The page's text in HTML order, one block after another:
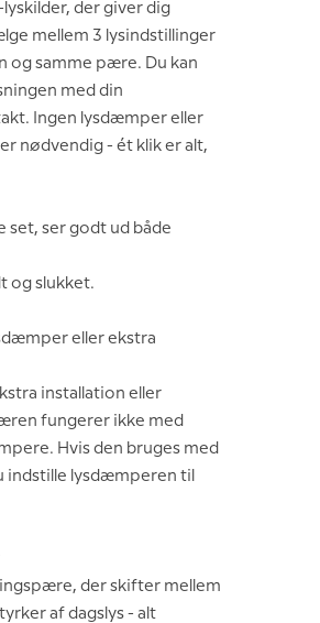
der giver dig
mellem 3 lysindstillinger
og samme pære. Du kan
med din
Ingen lysdæmper eller
nødvendig - ét klik er alt,
set, ser godt ud både
og slukket.
eller ekstra
installation eller
fungerer ikke med
Hvis den bruges med
indstille lysdæmperen til
der skifter mellem
af dagslys - alt